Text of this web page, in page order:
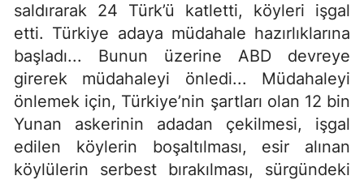
saldırarak 24 Türk’ü katletti, köyleri işgal
etti. Türkiye adaya müdahale hazırlıklarına
başladı... Bunun üzerine ABD devreye
girerek müdahaleyi önledi... Müdahaleyi
önlemek için, Türkiye’nin şartları olan 12 bin
Yunan askerinin adadan çekilmesi, işgal
edilen köylerin boşaltılması, esir alınan
köylülerin serbest bırakılması, sürgündeki